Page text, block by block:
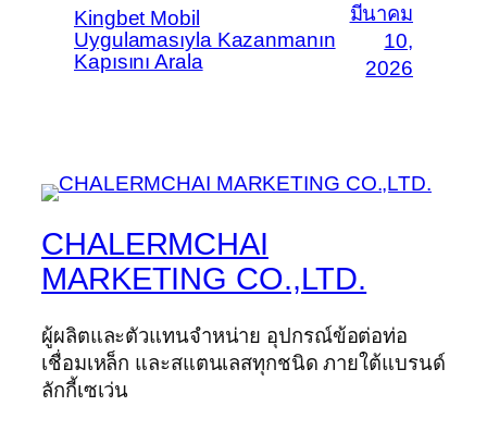
Kingbet Mobil
Uygulamasıyla Kazanmanın
Kapısını Arala
มีนาคม
10,
2026
CHALERMCHAI
MARKETING CO.,LTD.
ผู้ผลิตและตัวแทนจำหน่าย อุปกรณ์ข้อต่อท่อ
เชื่อมเหล็ก และสแตนเลสทุกชนิด ภายใต้แบรนด์
ลักกี้เซเว่น